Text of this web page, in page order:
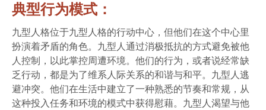
典型行为模式：
九型人格位于九型人格的行动中心，但他们在这个中心里
扮演着矛盾的角色。九型人通过消极抵抗的方式避免被他
人控制，以此掌控周遭环境。他们的行为，或者说经常缺
乏行动，都是为了维系人际关系的和谐与和平。九型人逃
避冲突。他们在生活中建立了一种熟悉的节奏和常规，从
这种投入任务和环境的模式中获得慰藉。九型人渴望与他